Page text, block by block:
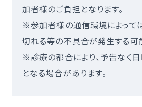
加者様のご負担となります。
※参加者様の通信環境によって
切れる等の不具合が発生する可
※診療の都合により、予告なく
となる場合があります。